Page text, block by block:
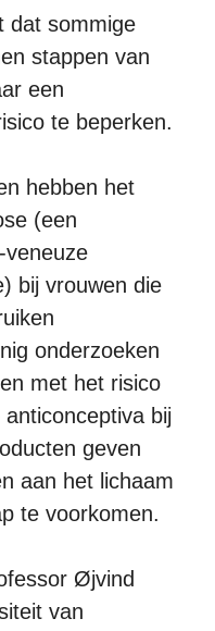
dat sommige
stappen van
een
te beperken.
hebben het
(een
veneuze
bij vrouwen die
onderzoeken
met het risico
bij
geven
aan het lichaam
te voorkomen.
Øjvind
van